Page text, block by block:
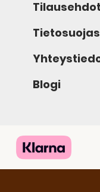
Tilausehdot
Blogi